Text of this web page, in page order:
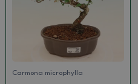
Carmona microphylla